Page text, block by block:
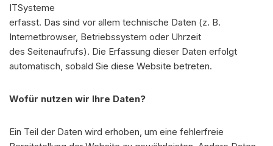
ITSysteme
erfasst. Das sind vor allem technische Daten (z. B.
Internetbrowser, Betriebssystem oder Uhrzeit
des Seitenaufrufs). Die Erfassung dieser Daten erfolgt
automatisch, sobald Sie diese Website betreten.
Wofür nutzen wir Ihre Daten?
Ein Teil der Daten wird erhoben, um eine fehlerfreie